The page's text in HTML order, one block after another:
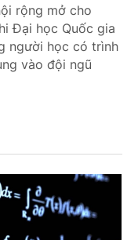
rộng mở cho
Đại học Quốc gia
người học có trình
vào đội ngũ